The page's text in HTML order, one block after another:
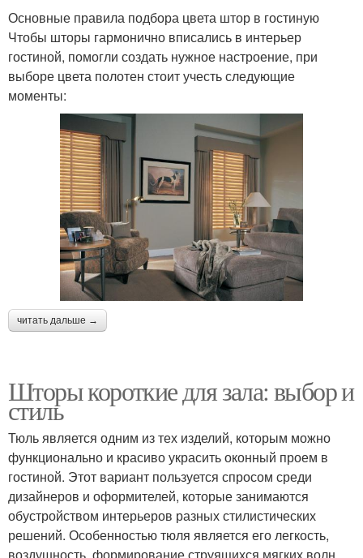
Основные правила подбора цвета штор в гостиную
Чтобы шторы гармонично вписались в интерьер
гостиной, помогли создать нужное настроение, при
выборе цвета полотен стоит учесть следующие
моменты:
читать дальше →
Шторы короткие для зала: выбор и
стиль
Тюль является одним из тех изделий, которым можно
функционально и красиво украсить оконный проем в
гостиной. Этот вариант пользуется спросом среди
дизайнеров и оформителей, которые занимаются
обустройством интерьеров разных стилистических
решений. Особенностью тюля является его легкость,